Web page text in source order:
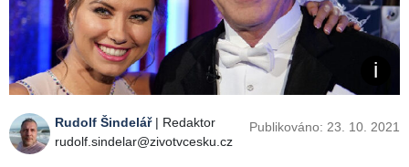
Rudolf Šindelář| Redaktor
rudolf.sindelar@zivotvcesku.cz
Publikováno: 23. 10. 2021